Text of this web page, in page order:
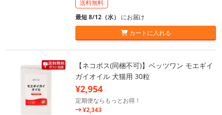
送料無料
最短 8/12（水） にお届け
カートに入れる
【ネコポス(同梱不可)】ベッツワン モエギイ
ガイオイル 犬猫用 30粒
¥2,954
定期便ならもっとお得！
¥2,343